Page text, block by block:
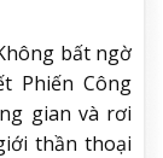
bất ngờ
Phiến Công
gian và rơi
thần thoại